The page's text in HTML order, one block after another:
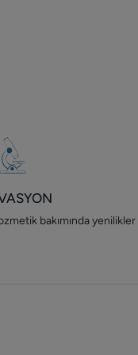
bakımında yenilikler